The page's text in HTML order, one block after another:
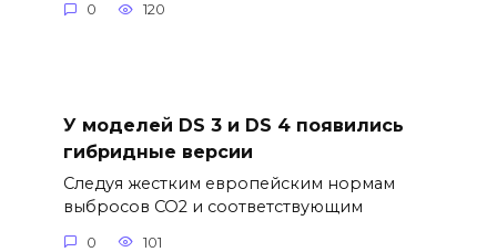
0 120
У моделей DS 3 и DS 4 появились
гибридные версии
Следуя жестким европейским нормам
выбросов CO2 и соответствующим
0 101